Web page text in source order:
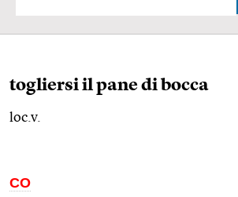
togliersi il pane di bocca
loc.v.
CO